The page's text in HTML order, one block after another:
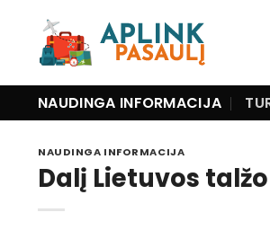
content
NAUDINGA INFORMACIJA
NAUDINGA INFORMACIJA
Dalį Lietuvos